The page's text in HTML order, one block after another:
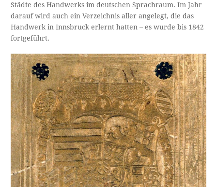
Städte des Handwerks im deutschen Sprachraum. Im Jahr
darauf wird auch ein Verzeichnis aller angelegt, die das
Handwerk in Innsbruck erlernt hatten – es wurde bis 1842
fortgeführt.